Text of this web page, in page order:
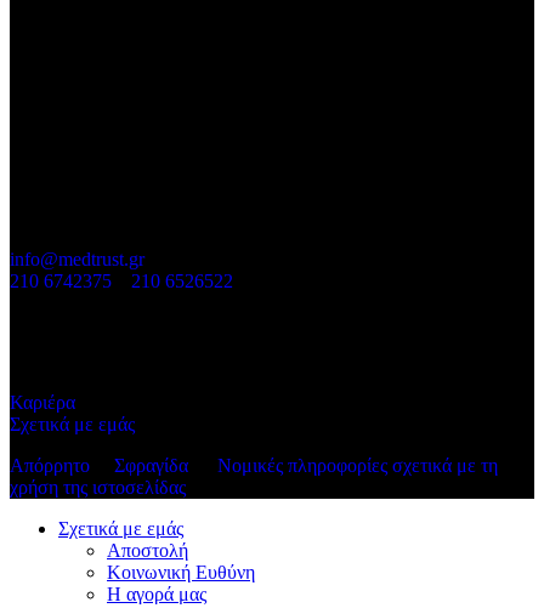
info@medtrust.gr
210 6742375
210 6526522
Καριέρα
Σχετικά με εμάς
Απόρρητο
Σφραγίδα
Νομικές πληροφορίες σχετικά με τη
χρήση της ιστοσελίδας
Σχετικά με εμάς
Αποστολή
Κοινωνική Ευθύνη
Η αγορά μας